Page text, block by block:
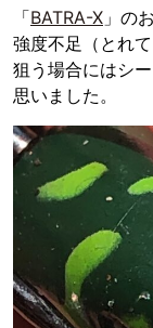
「BATRA-X 」の
強度不足（とれ
狙う場合にはシ
思いました。